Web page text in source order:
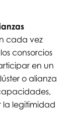
cada vez
consorcios
en un
o alianza
la legitimidad